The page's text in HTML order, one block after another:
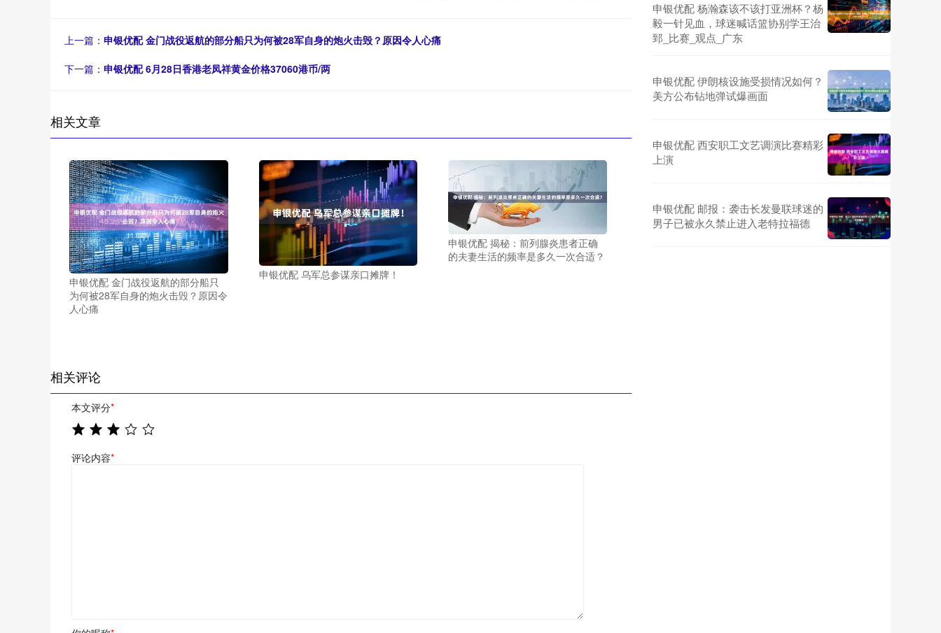
上一篇： 申银优配 金门战役返航的部分船只为何被28军自身的炮火击毁？原因令人心痛
下一篇： 申银优配 6月28日香港老凤祥黄金价格37060港币/两
相关文章
申银优配 金门战役返航的部分船只
为何被28军自身的炮火击毁？原因令
人心痛
申银优配 乌军总参谋亲口摊牌！
申银优配 揭秘：前列腺炎患者正确
的夫妻生活的频率是多久一次合适？
相关评论
本文评分*
评论内容*
申银优配 杨瀚森该不该打亚洲杯？杨
毅一针见血，球迷喊话篮协别学王治
郅_比赛_观点_广东
申银优配 伊朗核设施受损情况如何？
美方公布钻地弹试爆画面
申银优配 西安职工文艺调演比赛精彩
上演
申银优配 邮报：袭击长发曼联球迷的
男子已被永久禁止进入老特拉福德